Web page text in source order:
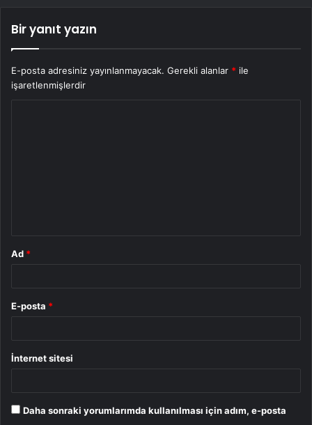
Bir yanıt yazın
E-posta adresiniz yayınlanmayacak. Gerekli alanlar * ile
işaretlenmişlerdir
Ad *
E-posta *
İnternet sitesi
Daha sonraki yorumlarımda kullanılması için adım, e-posta